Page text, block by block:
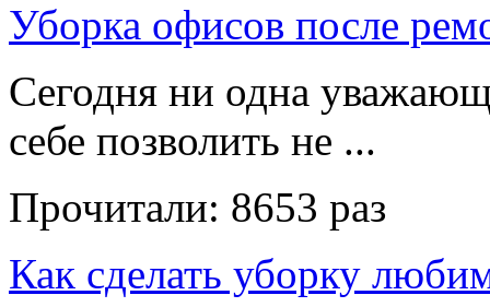
Уборка офисов после
Сегодня ни одна
себе позволить не ...
Прочитали: 8653 раз
Как сделать уборку